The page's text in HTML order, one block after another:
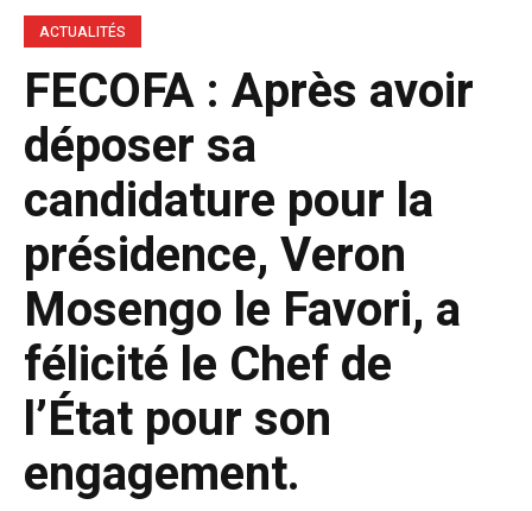
ACTUALITÉS
FECOFA : Après avoir
déposer sa
candidature pour la
présidence, Veron
Mosengo le Favori, a
félicité le Chef de
l’État pour son
engagement.